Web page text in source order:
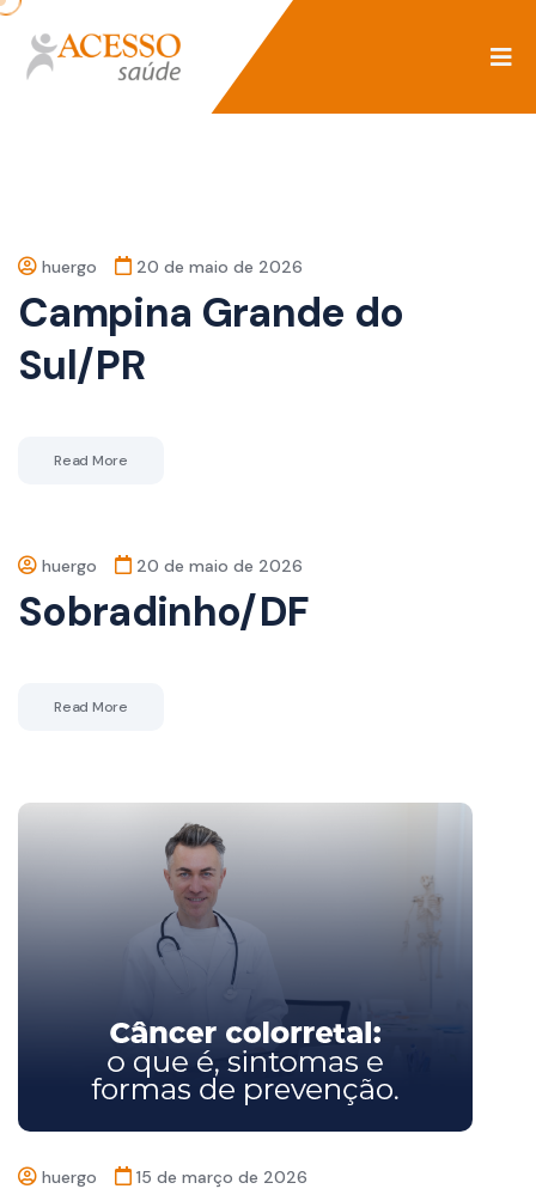
huergo 20 de maio de 2026
Campina Grande do
Sul/PR
Read More
huergo 20 de maio de 2026
Sobradinho/DF
Read More
huergo 15 de março de 2026